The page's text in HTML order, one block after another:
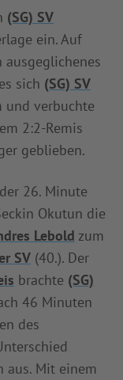
(SG) SV
ein. Auf
ausgeglichenes
sich (SG) SV
und verbuchte
2:2-Remis
geblieben.
26. Minute
Okutun die
Lebold zum
SV (40.). Der
brachte (SG)
46 Minuten
des
aus. Mit einem